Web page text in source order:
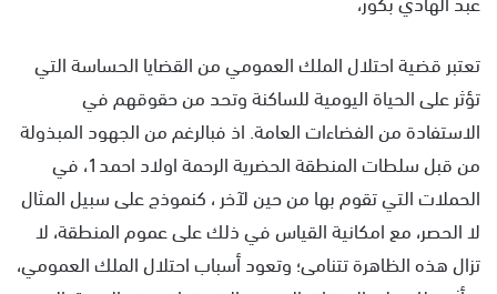
تعتبر قضية احتلال الملك العمومي من القضايا الحساسة التي
تؤثر على الحياة اليومية للساكنة وتحد من حقوقهم في
الاستفادة من الفضاءات العامة. اذ فبالرغم من الجهود المبذولة
من قبل سلطات المنطقة الحضرية الرحمة اولاد احمد1، في
الحملات التي تقوم بها من حين لآخر ، كنموذج على سبيل المثال
لا الحصر، مع امكانية القياس في ذلك على عموم المنطقة، لا
تزال هذه الظاهرة تتنامى؛ وتعود أسباب احتلال الملك العمومي،